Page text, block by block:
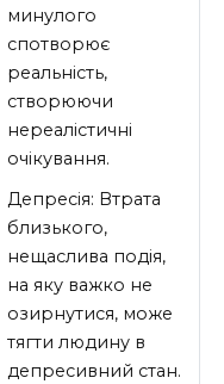
минулого
спотворює
реальність,
створюючи
нереалістичні
очікування.
Депресія: Втрата
близького,
нещаслива подія,
на яку важко не
озирнутися, може
тягти людину в
депресивний стан.